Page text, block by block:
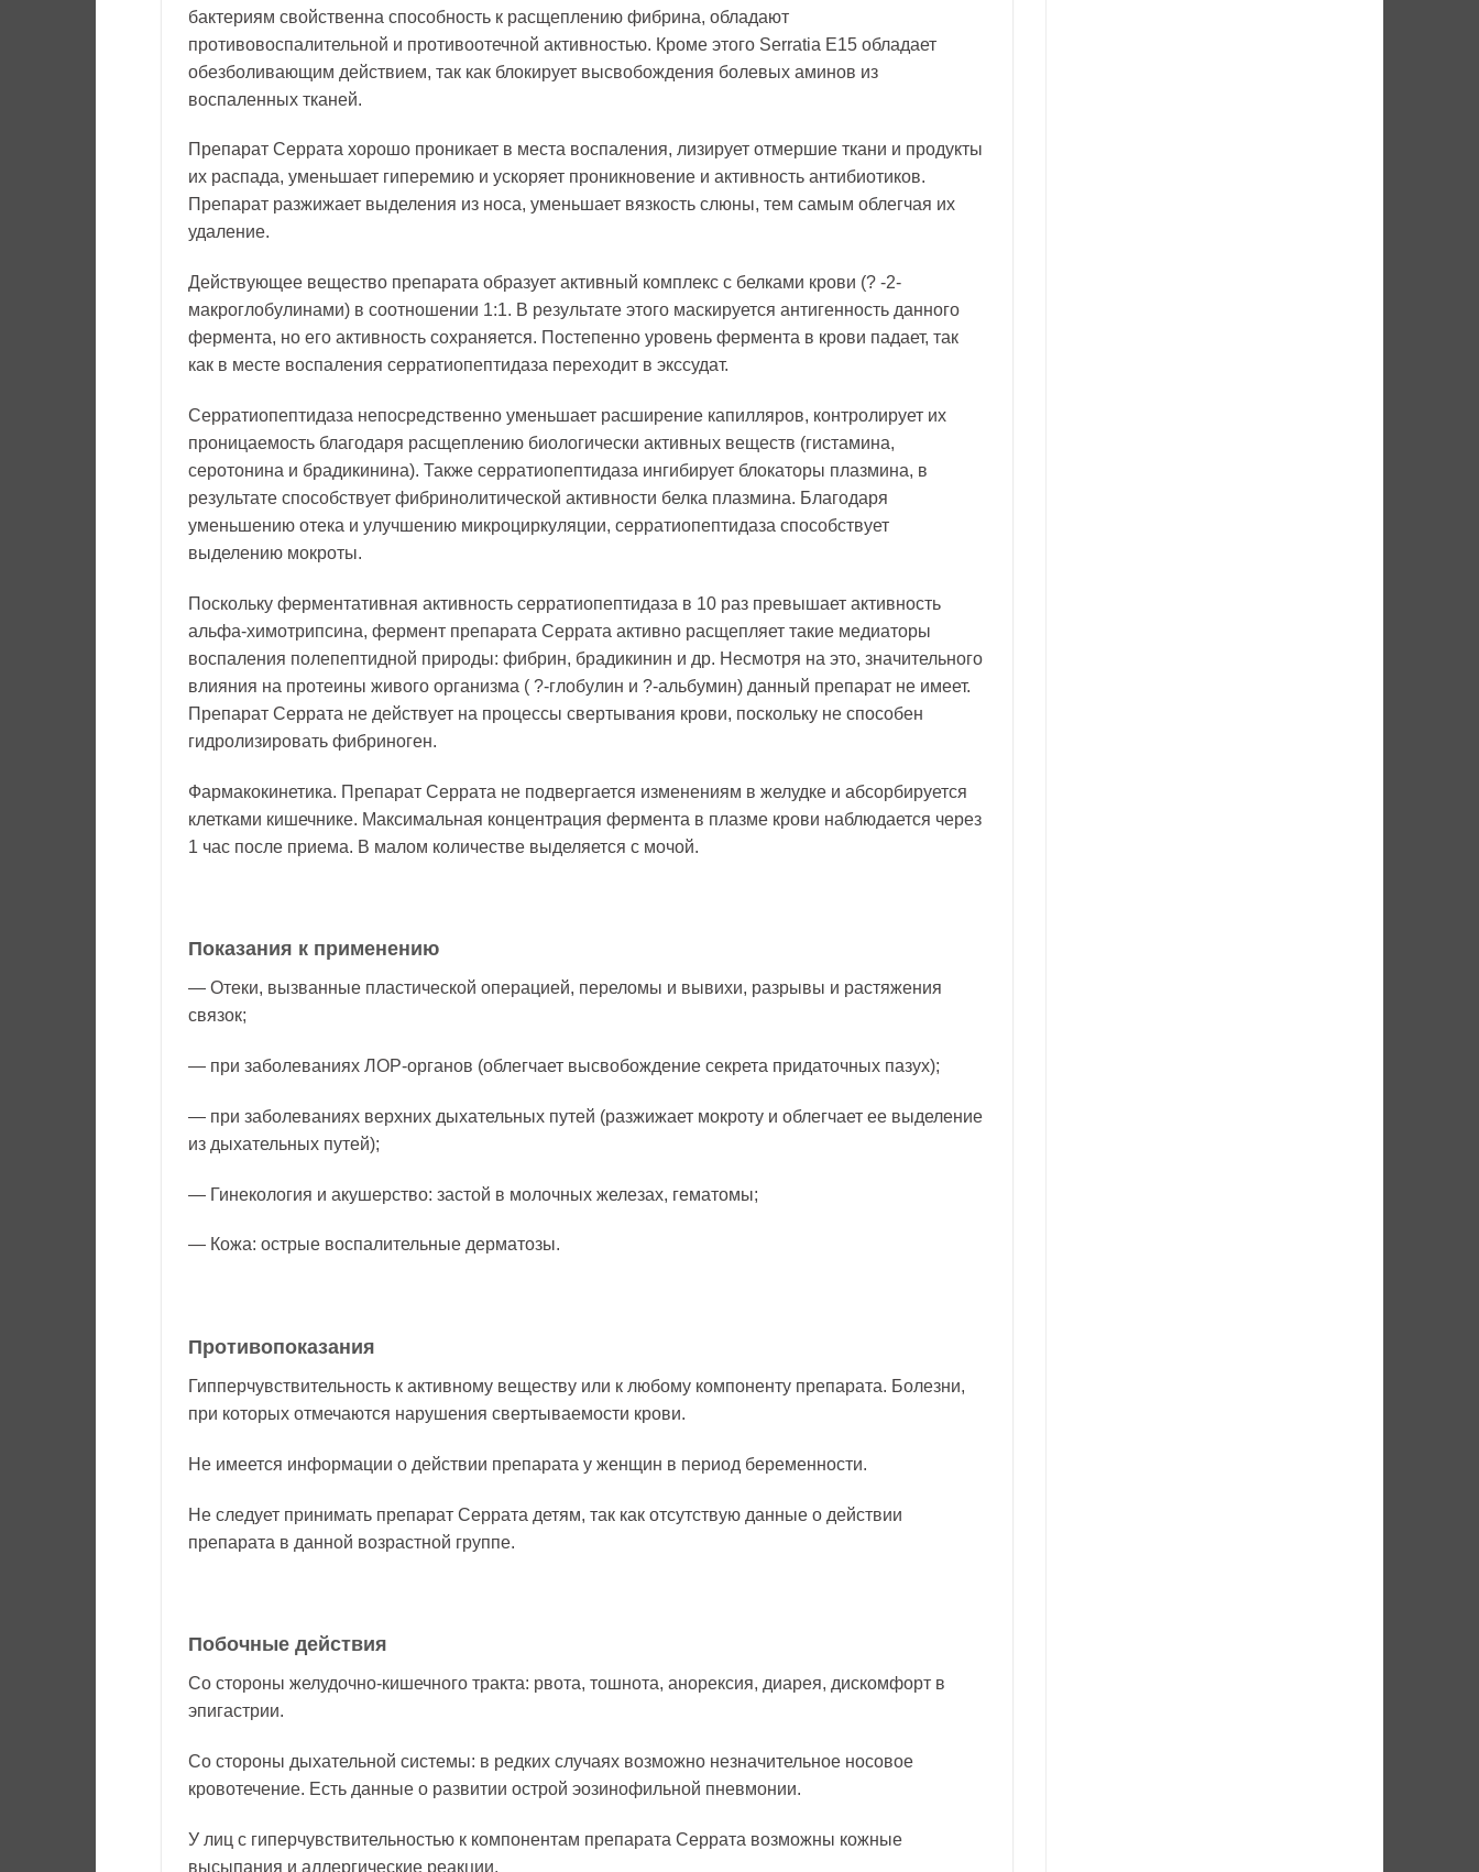
бактериям свойственна способность к расщеплению фибрина, обладают
противовоспалительной и противоотечной активностью. Кроме этого Serratia E15 обладает
обезболивающим действием, так как блокирует высвобождения болевых аминов из
воспаленных тканей.
Препарат Серрата хорошо проникает в места воспаления, лизирует отмершие ткани и продукты
их распада, уменьшает гиперемию и ускоряет проникновение и активность антибиотиков.
Препарат разжижает выделения из носа, уменьшает вязкость слюны, тем самым облегчая их
удаление.
Действующее вещество препарата образует активный комплекс с белками крови (? -2-
макроглобулинами) в соотношении 1:1. В результате этого маскируется антигенность данного
фермента, но его активность сохраняется. Постепенно уровень фермента в крови падает, так
как в месте воспаления серратиопептидаза переходит в экссудат.
Серратиопептидаза непосредственно уменьшает расширение капилляров, контролирует их
проницаемость благодаря расщеплению биологически активных веществ (гистамина,
серотонина и брадикинина). Также серратиопептидаза ингибирует блокаторы плазмина, в
результате способствует фибринолитической активности белка плазмина. Благодаря
уменьшению отека и улучшению микроциркуляции, серратиопептидаза способствует
выделению мокроты.
Поскольку ферментативная активность серратиопептидаза в 10 раз превышает активность
альфа-химотрипсина, фермент препарата Серрата активно расщепляет такие медиаторы
воспаления полепептидной природы: фибрин, брадикинин и др. Несмотря на это, значительного
влияния на протеины живого организма ( ?-глобулин и ?-альбумин) данный препарат не имеет.
Препарат Серрата не действует на процессы свертывания крови, поскольку не способен
гидролизировать фибриноген.
Фармакокинетика. Препарат Серрата не подвергается изменениям в желудке и абсорбируется
клетками кишечнике. Максимальная концентрация фермента в плазме крови наблюдается через
1 час после приема. В малом количестве выделяется с мочой.
Показания к применению
— Отеки, вызванные пластической операцией, переломы и вывихи, разрывы и растяжения
связок;
— при заболеваниях ЛОР-органов (облегчает высвобождение секрета придаточных пазух);
— при заболеваниях верхних дыхательных путей (разжижает мокроту и облегчает ее выделение
из дыхательных путей);
— Гинекология и акушерство: застой в молочных железах, гематомы;
— Кожа: острые воспалительные дерматозы.
Противопоказания
Гипперчувствительность к активному веществу или к любому компоненту препарата. Болезни,
при которых отмечаются нарушения свертываемости крови.
Не имеется информации о действии препарата у женщин в период беременности.
Не следует принимать препарат Серрата детям, так как отсутствую данные о действии
препарата в данной возрастной группе.
Побочные действия
Со стороны желудочно-кишечного тракта: рвота, тошнота, анорексия, диарея, дискомфорт в
эпигастрии.
Со стороны дыхательной системы: в редких случаях возможно незначительное носовое
кровотечение. Есть данные о развитии острой эозинофильной пневмонии.
У лиц с гиперчувствительностью к компонентам препарата Серрата возможны кожные
высыпания и аллергические реакции.